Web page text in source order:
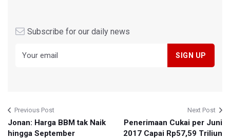
Subscribe for our daily news
Previous Post
Jonan: Harga BBM tak Naik
hingga September
Next Post
Penerimaan Cukai per Juni
2017 Capai Rp57,59 Triliun